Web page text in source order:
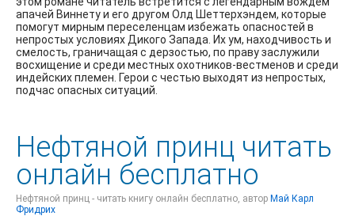
апачей Виннету и его другом Олд Шеттерхэндем, которые
помогут мирным переселенцам избежать опасностей в
непростых условиях Дикого Запада. Их ум, находчивость и
смелость, граничащая с дерзостью, по праву заслужили
восхищение и среди местных охотников-вестменов и среди
индейских племен. Герои с честью выходят из непростых,
подчас опасных ситуаций.
Нефтяной принц читать
онлайн бесплатно
Нефтяной принц - читать книгу онлайн бесплатно, автор Май Карл
Фридрих